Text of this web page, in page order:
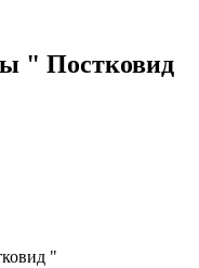
" Постковид
"